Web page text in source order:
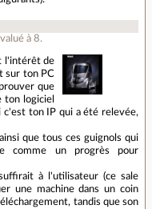
à8.
l'intérêt de
sur ton PC
que
ton logiciel
c'est ton IP qui a été relevée,
que tous ces guignols qui
comme un progrès pour
à l'utilisateur (ce sale
une machine dans un coin
tandis que son